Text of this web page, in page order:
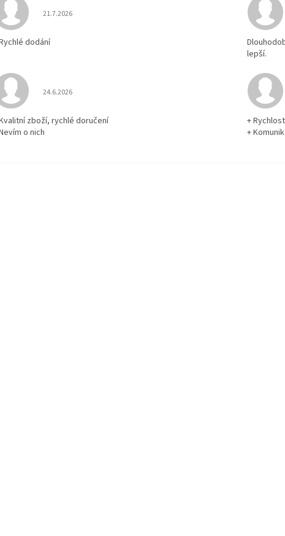
Hodnocení obchodu je 5 z 5 hvězdiček.
21.7.2026
dodání
lepší.
Hodnocení obchodu je 5 z 5 hvězdiček.
24.6.2026
zboží, rychlé doručení
o nich
+ Rychlost
+